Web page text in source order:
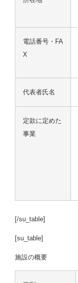
電話番号・FA
X
代表者氏名
定款に定めた
事業
[/su_table]
[su_table]
施設の概要